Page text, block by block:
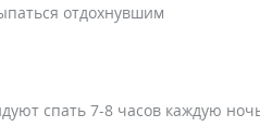
отдохнувшим
спать 7-8 часов каждую